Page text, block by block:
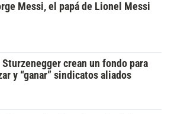
Messi, el papá de Lionel Messi
Sturzenegger crean un fondo para
y “ganar” sindicatos aliados